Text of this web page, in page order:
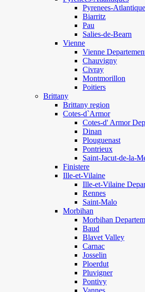
Pyrenees-
Biarritz
Pau
Salies-de-Bearn
Vienne
Vienne
Chauvigny
Civray
Montmorillon
Poitiers
Brittany
Brittany region
Cotes-d`Armor
Cotes-d' Armor
Dinan
Plouguenast
Pontrieux
Saint-Jacut-de-la-
Finistere
Ille-et-Vilaine
Ille-et-Vilaine
Rennes
Saint-Malo
Morbihan
Morbihan
Baud
Blavet Valley
Carnac
Josselin
Ploerdut
Pluvigner
Pontivy
Vannes